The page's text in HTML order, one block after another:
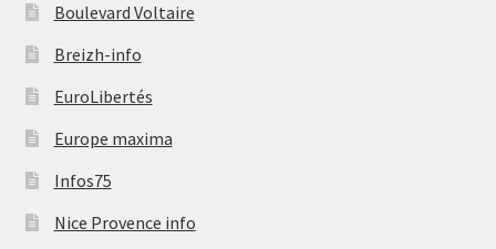
Boulevard Voltaire
Breizh-info
EuroLibertés
Europe maxima
Infos75
Nice Provence info